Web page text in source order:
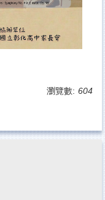
瀏覽數: 604